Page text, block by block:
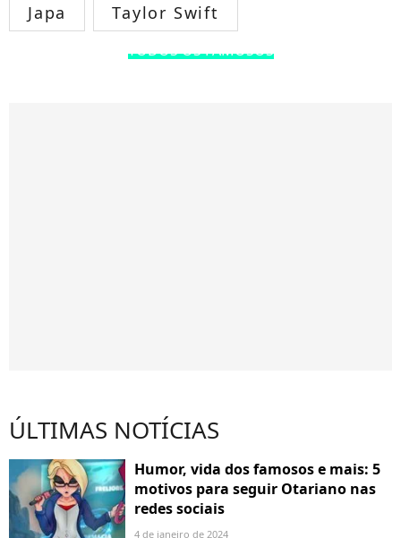
Japa Taylor Swift
TODOS OS FAMOSOS
ÚLTIMAS NOTÍCIAS
Humor, vida dos famosos e mais: 5
motivos para seguir Otariano nas
redes sociais
4 de janeiro de 2024